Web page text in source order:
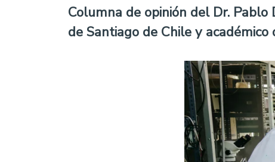
Columna de opinión del Dr. Pablo
de Santiago de Chile y